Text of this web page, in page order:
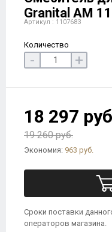
Granital AM
Артикул : 1107683
Количество
- +
18 297
19 260 руб.
Экономия: 963 руб.
Сроки поставки
операторов магазина.